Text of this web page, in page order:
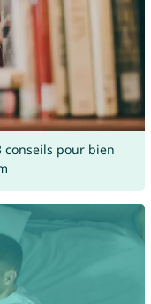
conseils pour bien